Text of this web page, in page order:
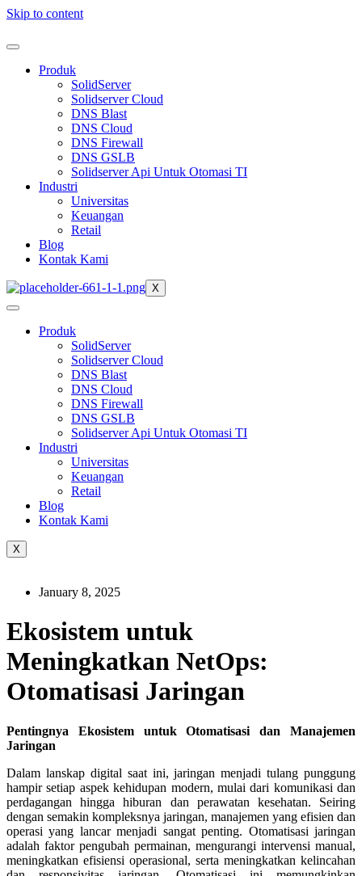
Skip to content
Produk
SolidServer
Solidserver Cloud
DNS Blast
DNS Cloud
DNS Firewall
DNS GSLB
Solidserver Api Untuk Otomasi TI
Industri
Universitas
Keuangan
Retail
Blog
Kontak Kami
X
Produk
SolidServer
Solidserver Cloud
DNS Blast
DNS Cloud
DNS Firewall
DNS GSLB
Solidserver Api Untuk Otomasi TI
Industri
Universitas
Keuangan
Retail
Blog
Kontak Kami
X
January 8, 2025
Ekosistem untuk
Meningkatkan NetOps:
Otomatisasi Jaringan
Pentingnya Ekosistem untuk Otomatisasi dan Manajemen
Jaringan
Dalam lanskap digital saat ini, jaringan menjadi tulang punggung
hampir setiap aspek kehidupan modern, mulai dari komunikasi dan
perdagangan hingga hiburan dan perawatan kesehatan. Seiring
dengan semakin kompleksnya jaringan, manajemen yang efisien dan
operasi yang lancar menjadi sangat penting. Otomatisasi jaringan
adalah faktor pengubah permainan, mengurangi intervensi manual,
meningkatkan efisiensi operasional, serta meningkatkan kelincahan